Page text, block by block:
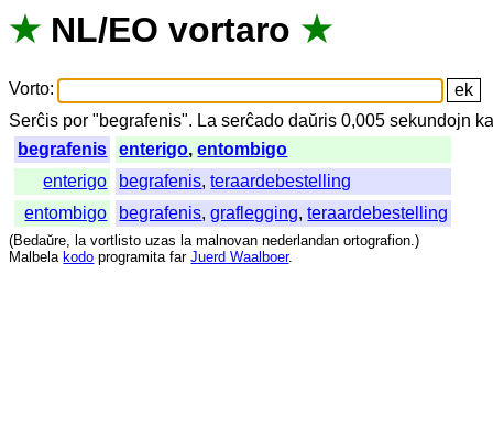
★ NL/EO vortaro ★
Vorto:
Serĉis por "begrafenis". La serĉado daŭris 0,005sekundojn
begrafenis
enterigo,entombigo
enterigo
begrafenis,teraardebestelling
entombigo
begrafenis,graflegging,teraardebestelling
(Bedaŭre, la vortlisto uzas la malnovan nederlandan ortografion.)
Malbela kodo programita far Juerd Waalboer.